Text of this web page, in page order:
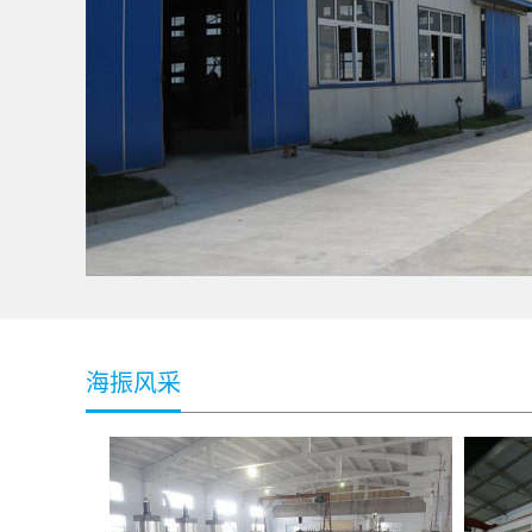
pc板定制
pc板厂家
海振风采